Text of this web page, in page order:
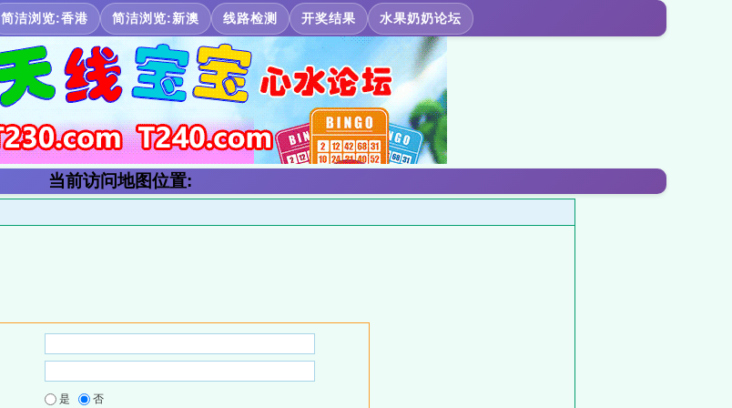
简洁浏览:香港 简洁浏览:新澳 线路检测 开奖结果 水果奶奶论坛
当前访问地图位置:
是 否